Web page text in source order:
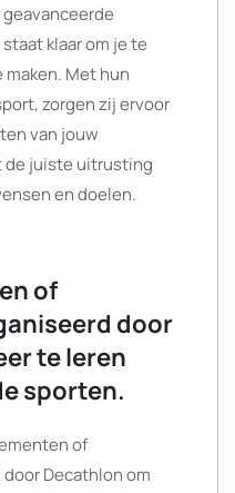
klaar om je te
Met hun
zorgen zij ervoor
van jouw
juiste uitrusting
en doelen.
of
door
te leren
sporten.
of
Decathlon om